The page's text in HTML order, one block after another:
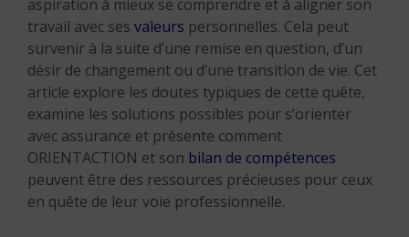
aspiration à mieux se comprendre et à aligner son
travail avec ses valeurs personnelles. Cela peut
survenir à la suite d’une remise en question, d’un
désir de changement ou d’une transition de vie. Cet
article explore les doutes typiques de cette quête,
examine les solutions possibles pour s’orienter
avec assurance et présente comment
ORIENTACTION et son bilan de compétences
peuvent être des ressources précieuses pour ceux
en quête de leur voie professionnelle.